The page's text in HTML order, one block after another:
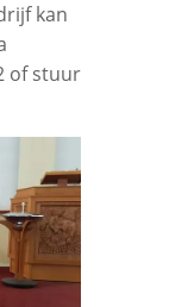
kan
of stuur